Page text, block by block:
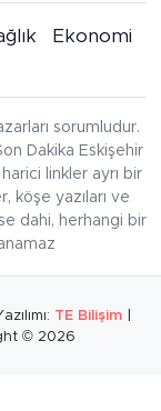
Ekonomi
sorumludur.
Dakika Eskişehir
linkler ayrı bir
köşe yazıları ve
dahi, herhangi bir
TE Bilişim
© 2026